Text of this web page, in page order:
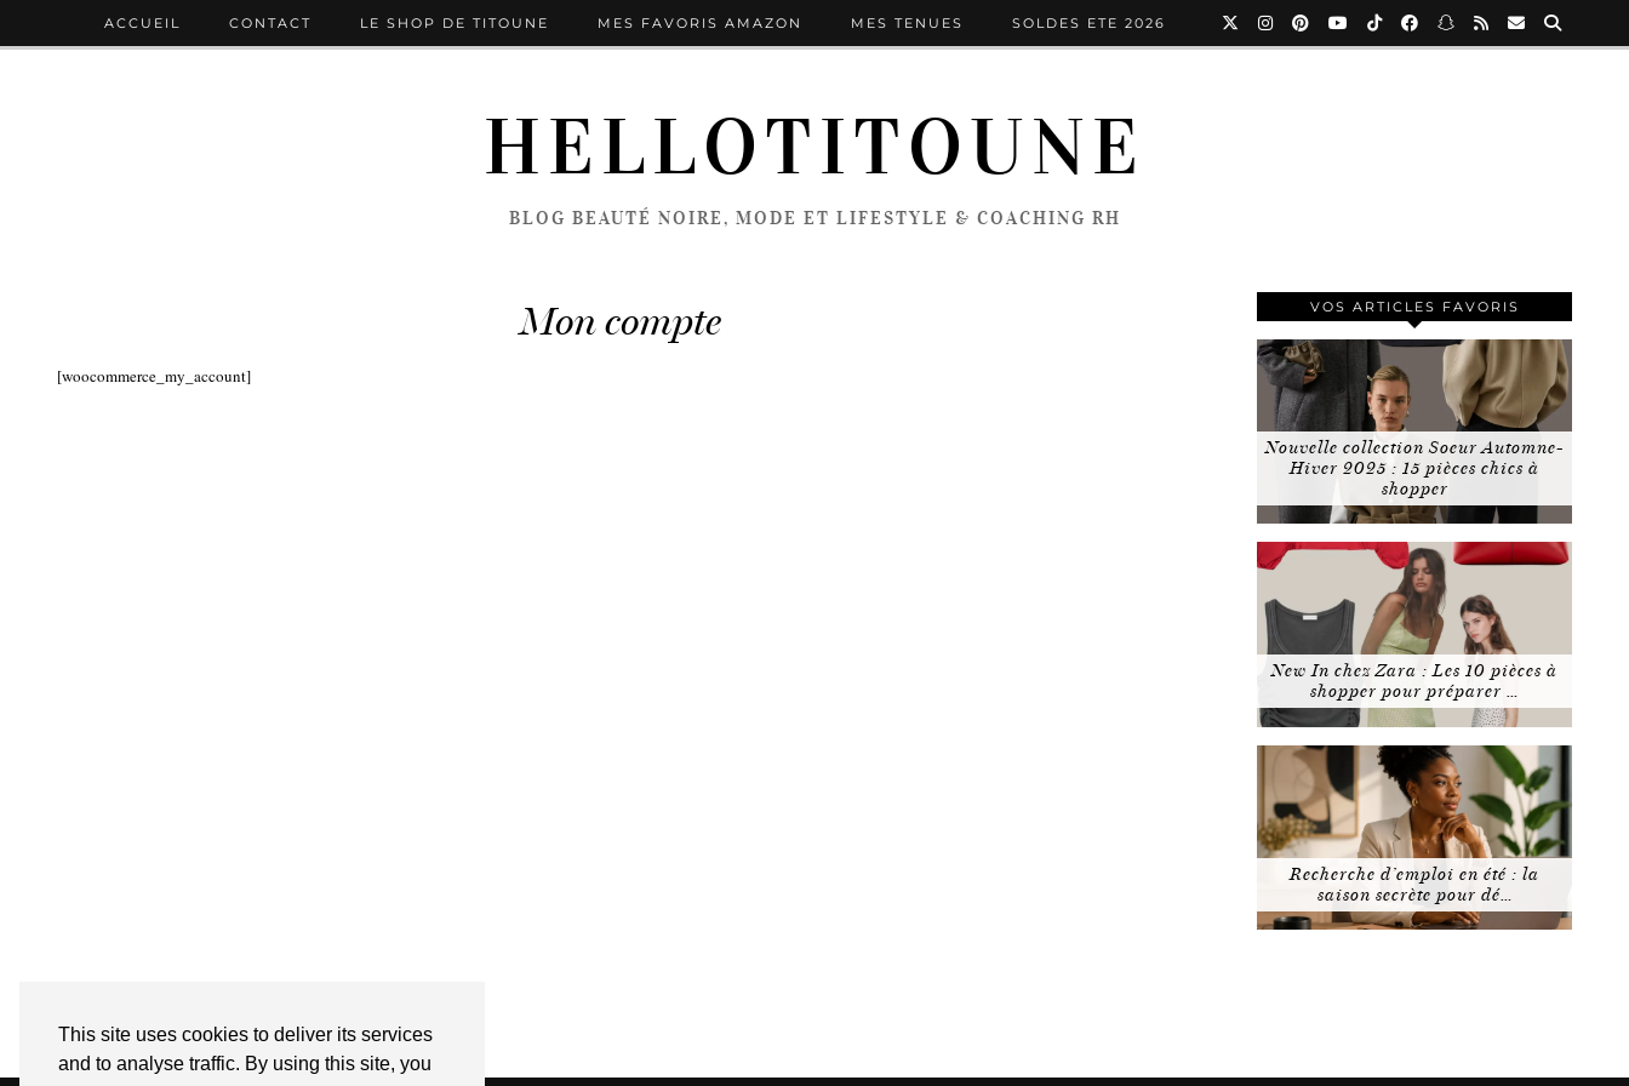
This site uses cookies to deliver its services
and to analyse traffic. By using this site, you
HELLOTITOUNE
BLOG BEAUTÉ NOIRE, MODE ET LIFESTYLE & COACHING RH
ACCUEIL CONTACT LE SHOP DE TITOUNE MES FAVORIS AMAZON MES TENUES SOLDES ETE 2026
Mon compte
[woocommerce_my_account]
VOS ARTICLES FAVORIS
Nouvelle collection Soeur Automne-
Hiver 2025 : 15 pièces chics à
shopper
New In chez Zara : Les 10 pièces à
shopper pour préparer …
Recherche d’emploi en été : la
saison secrète pour dé…